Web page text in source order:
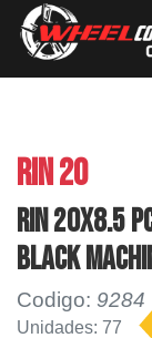
RIN 20
RIN 20X8.5
BLACK
Codigo: 9284
Unidades: 77